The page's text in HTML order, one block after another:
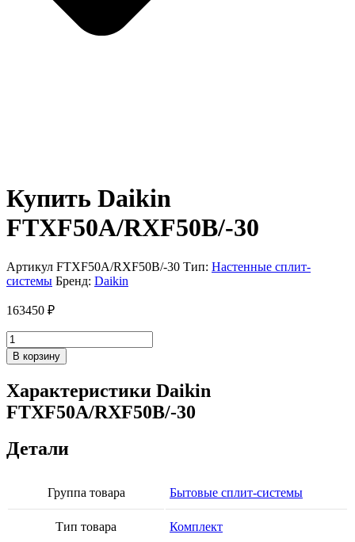
Купить Daikin
FTXF50A/RXF50B/-30
Артикул FTXF50A/RXF50B/-30 Тип: Настенные сплит-
системы Бренд: Daikin
163450 ₽
Количество
товара
Daikin
В корзину
Характеристики Daikin
FTXF50A/RXF50B/-30
Детали
Группа товара Бытовые сплит-системы
Тип товара Комплект